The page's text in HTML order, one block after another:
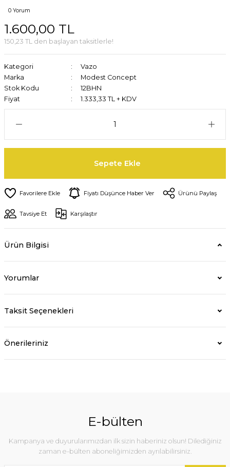
0 Yorum
1.600,00 TL
150,23 TL den başlayan taksitlerle!
Kategori
Vazo
Marka
Modest Concept
Stok Kodu
12BHN
Fiyat
1.333,33 TL + KDV
Sepete Ekle
Fiyatı Düşünce Haber Ver Ürünü Paylaş
Tavsiye Et Karşılaştır
Ürün Bilgisi
Yorumlar
Taksit Seçenekleri
Önerileriniz
E-bülten
Kampanya ve duyurularımızdan ilk sizin haberiniz olsun! Dilediğiniz
zaman e-bülten aboneliğimizden ayrılabilirsiniz.